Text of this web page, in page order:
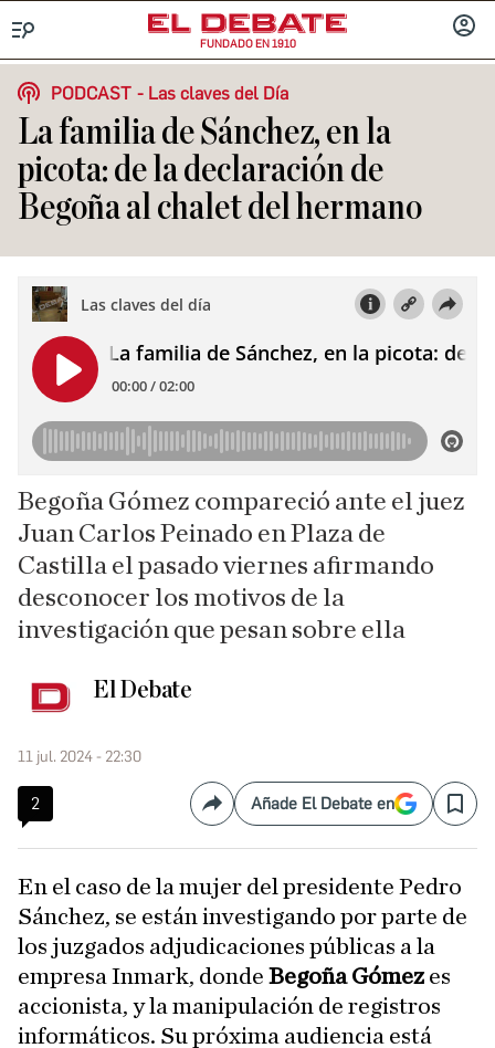
FUNDADO EN 1910
SESIÓN
PODCAST
Las claves del Día
La familia de Sánchez, en la
picota: de la declaración de
Begoña al chalet del hermano
Begoña Gómez compareció ante el juez
Juan Carlos Peinado en Plaza de
Castilla el pasado viernes afirmando
desconocer los motivos de la
investigación que pesan sobre ella
El Debate
11 jul. 2024 - 22:30
2 CompartirAñade El Debate en Save
En el caso de la mujer del presidente Pedro
Sánchez, se están investigando por parte de
los juzgados adjudicaciones públicas a la
empresa Inmark, donde Begoña Gómezes
accionista, y la manipulación de registros
informáticos. Su próxima audiencia está